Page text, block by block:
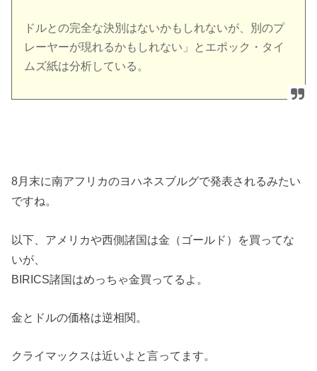
ドルとの完全な決別はないかもしれないが、別のプ
レーヤーが現れるかもしれない」とエポック・タイ
ムズ紙は分析している。
8月末に南アフリカのヨハネスブルグで発表されるみたい
ですね。
以下、アメリカや西側諸国は金（ゴールド）を買ってな
いが、
BIRICS諸国はめっちゃ金買ってるよ。
金とドルの価格は逆相関。
クライマックスは近いよと言ってます。